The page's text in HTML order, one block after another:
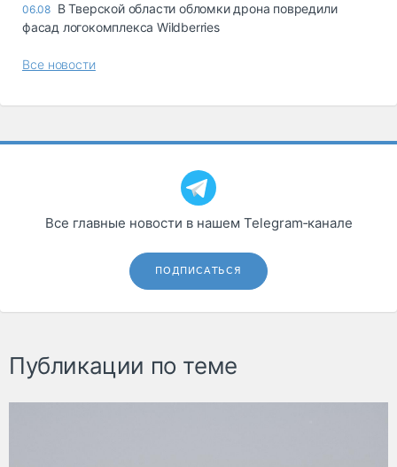
06.08 В Тверской области обломки дрона повредили
фасад логокомплекса Wildberries
Все новости
Все главные новости в нашем Telegram‑канале
ПОДПИСАТЬСЯ
Публикации по теме